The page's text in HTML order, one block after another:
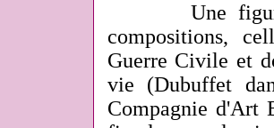
Une figure
compositions,
Guerre Civile et
vie (Dubuffet
Compagnie d'Art